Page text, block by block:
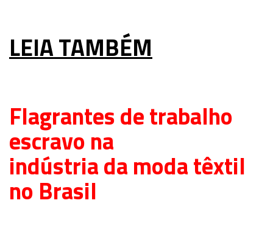
LEIA TAMBÉM
Flagrantes de trabalho
escravo na
indústria da moda têxtil
no Brasil